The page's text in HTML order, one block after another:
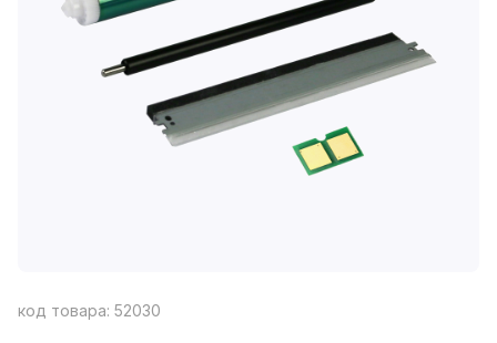
код товара: 52030